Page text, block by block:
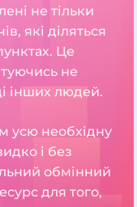
не тільки
які діляться
Це
не
інших людей.
усю необхідну
і без
обмінний
для того,